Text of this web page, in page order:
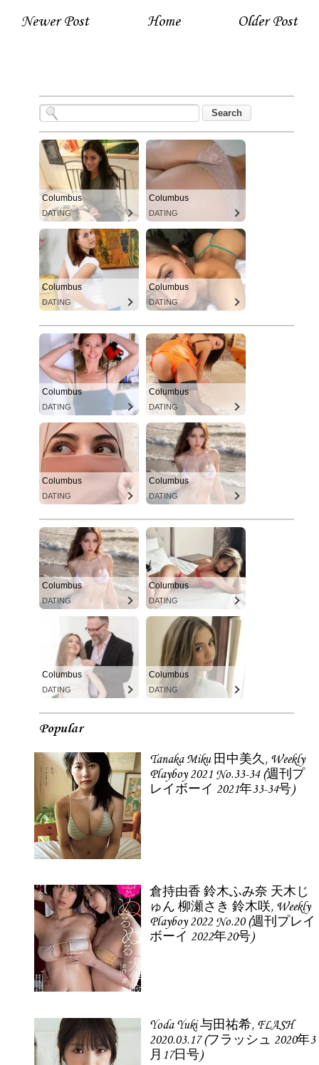
Newer Post Older Post
Home
Columbus
DATING
Columbus
DATING
Columbus
DATING
Columbus
DATING
Columbus
DATING
Columbus
DATING
Columbus
DATING
Columbus
DATING
Columbus
DATING
Columbus
DATING
Columbus
DATING
Columbus
DATING
Popular
Tanaka Miku 田中美久, Weekly
Playboy 2021 No.33-34 (週刊プ
レイボーイ 2021年33-34号)
倉持由香 鈴木ふみ奈 天木じ
ゅん 柳瀬さき 鈴木咲, Weekly
Playboy 2022 No.20 (週刊プレイ
ボーイ 2022年20号)
Yoda Yuki 与田祐希, FLASH
2020.03.17 (フラッシュ 2020年3
月17日号)